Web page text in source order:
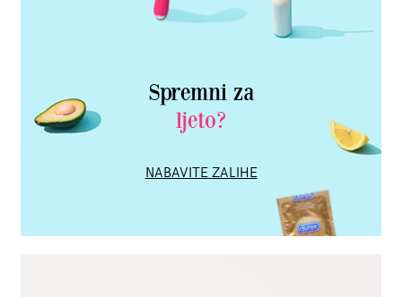
Spremni za
ljeto?
NABAVITE ZALIHE